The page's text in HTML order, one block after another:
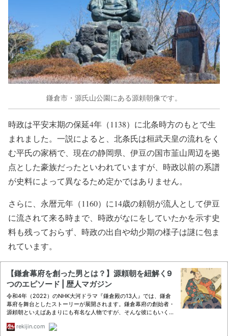
鎌倉市・源氏山公園にある源頼朝像です。
時政は平安末期の保延4年（1138）に北条時方のもとで生
まれました。一説によると、北条氏は桓武天皇の流れをく
む平氏の家柄で、現在の静岡県、伊豆の国市韮山周辺を拠
点とした豪族だったといわれていますが、時政以前の系譜
が史料によって異なるため定かではありません。
さらに、永暦元年（1160）に14歳の頼朝が流人として伊豆
に流されて来る時まで、時政がなにをしていたかを示す史
料も残っておらず、時政の出自や幼少期の様子は謎に包ま
れています。